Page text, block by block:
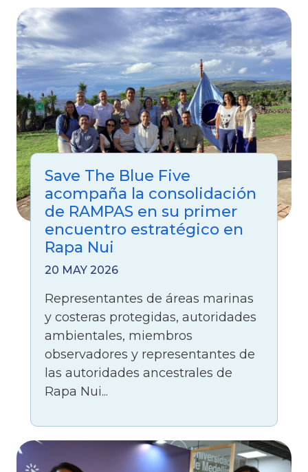
Save The Blue Five
acompaña la consolidación
de RAMPAS en su primer
encuentro estratégico en
Rapa Nui
20 MAY 2026
Representantes de áreas marinas
y costeras protegidas, autoridades
ambientales, miembros
observadores y representantes de
las autoridades ancestrales de
Rapa Nui...